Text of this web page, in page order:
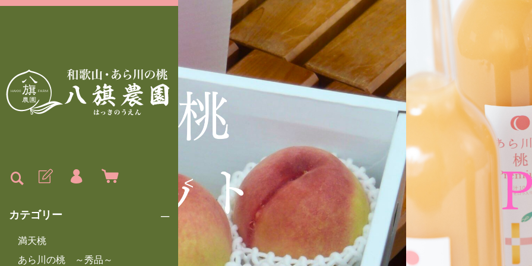
カテゴリー
満天桃
あら川の桃 ～秀品～
<